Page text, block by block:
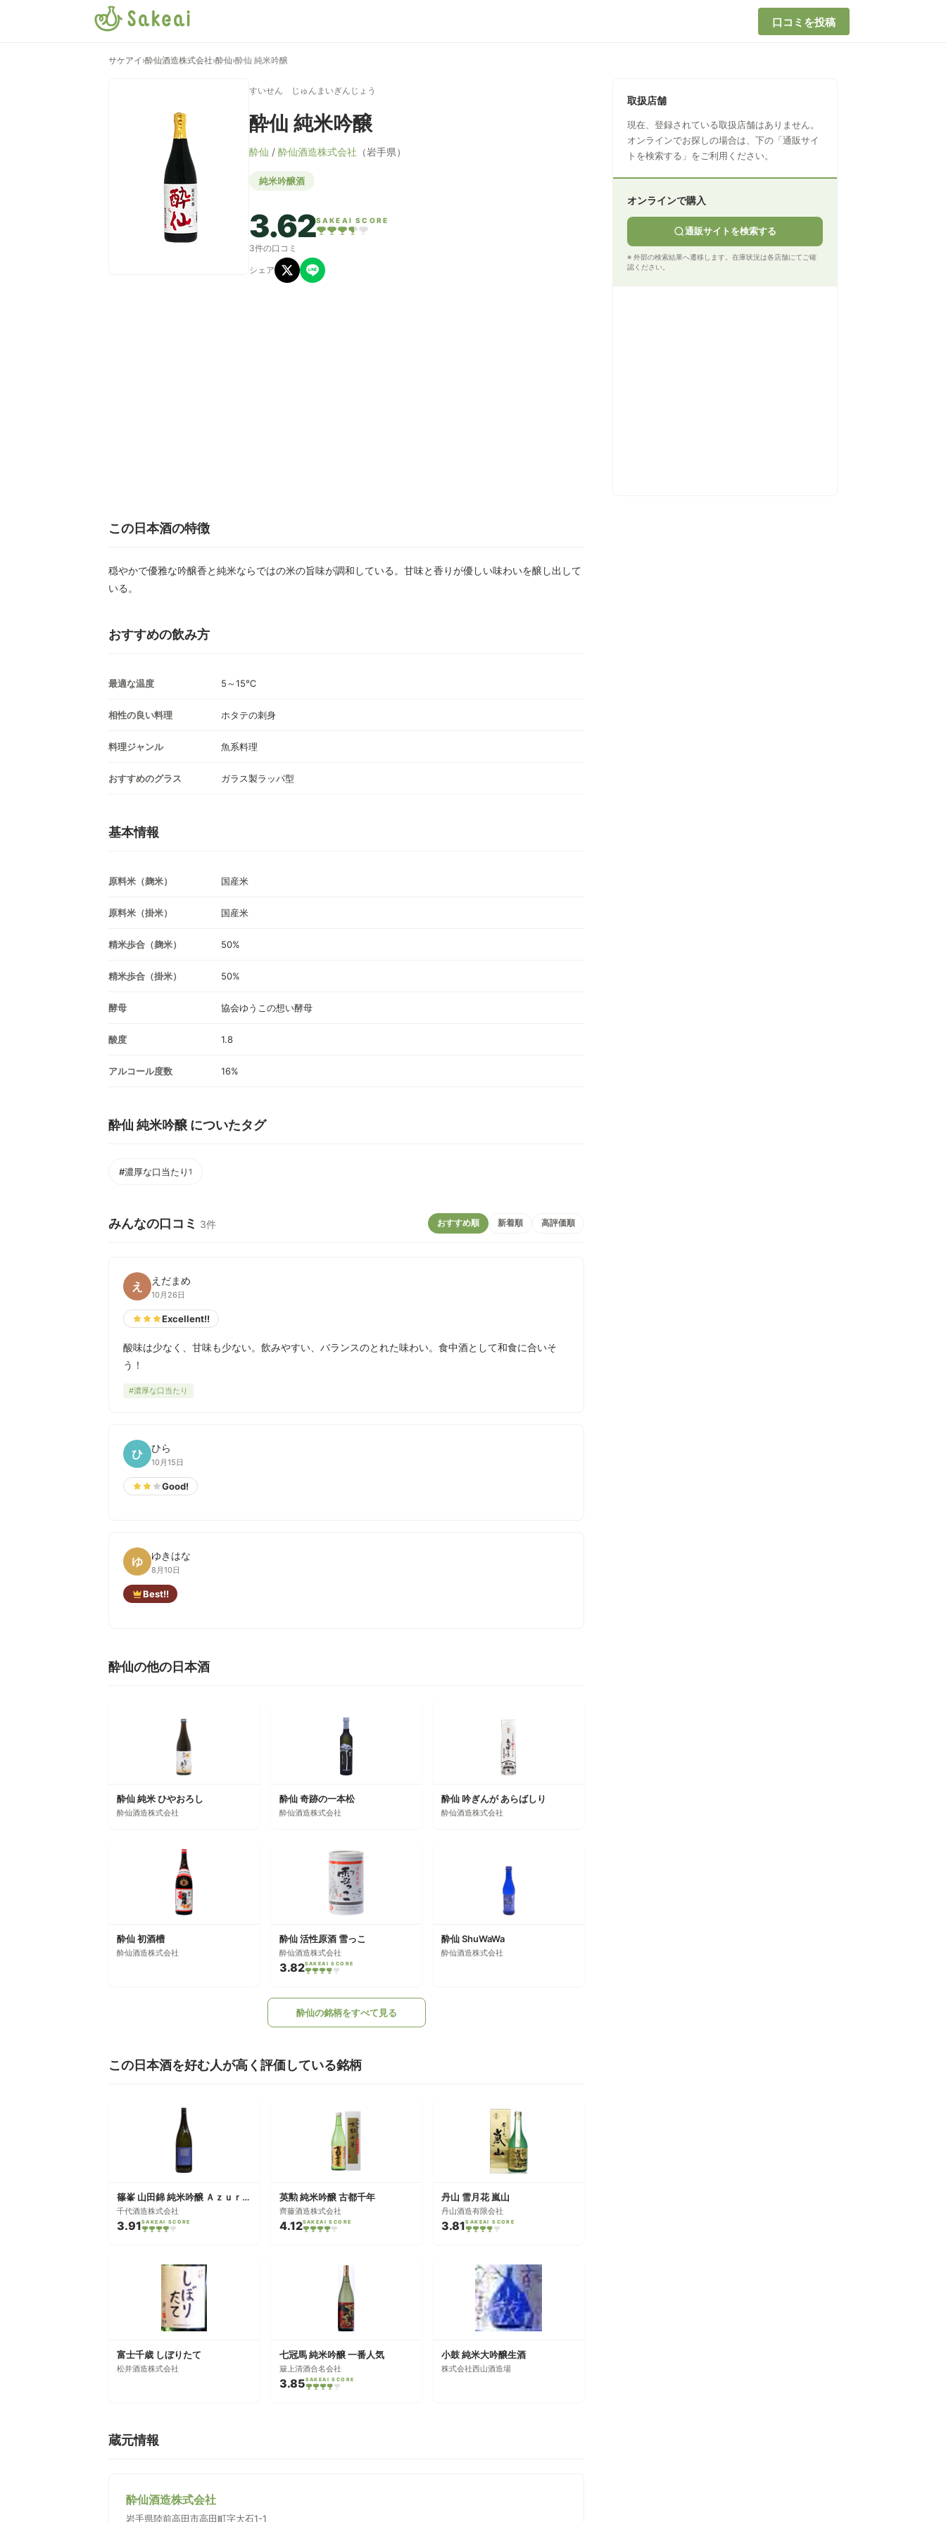
口コミを投稿
サケアイ ›酔仙酒造株式会社›酔仙›酔仙 純米吟醸
すいせん じゅんまいぎんじょう
酔仙 純米吟醸
酔仙 / 酔仙酒造株式会社 （岩手県）
純米吟醸酒
3.62SAKEAI SCORE
3件の口コミ
シェア
取扱店舗
現在、登録されている取扱店舗はありません。
オンラインでお探しの場合は、下の「通販サイ
トを検索する」をご利用ください。
オンラインで購入
通販サイトを検索する
※ 外部の検索結果へ遷移します。在庫状況は各店舗にてご確
認ください。
この日本酒の特徴
穏やかで優雅な吟醸香と純米ならではの米の旨味が調和している。甘味と香りが優しい味わいを醸し出して
いる。
おすすめの飲み方
最適な温度 5～15℃
相性の良い料理 ホタテの刺身
料理ジャンル 魚系料理
おすすめのグラス ガラス製ラッパ型
基本情報
原料米（麹米） 国産米
原料米（掛米） 国産米
精米歩合（麹米） 50%
精米歩合（掛米） 50%
酵母 協会ゆうこの想い酵母
酸度 1.8
アルコール度数 16%
酔仙 純米吟醸 についたタグ
#濃厚な口当たり 1
みんなの口コミ 3件 おすすめ順 新着順 高評価順
え えだまめ
10月26日
Excellent!!
酸味は少なく、甘味も少ない。飲みやすい、バランスのとれた味わい。食中酒として和食に合いそ
う！
#濃厚な口当たり
ひ ひら
10月15日
Good!
ゆ ゆきはな
8月10日
Best!!
酔仙の他の日本酒
酔仙 純米 ひやおろし
酔仙酒造株式会社
酔仙 奇跡の一本松
酔仙酒造株式会社
酔仙 吟ぎんが あらばしり
酔仙酒造株式会社
酔仙 初酒槽
酔仙酒造株式会社
酔仙 活性原酒 雪っこ
酔仙酒造株式会社
3.82SAKEAI SCORE
酔仙 ShuWaWa
酔仙酒造株式会社
酔仙の銘柄をすべて見る
この日本酒を好む人が高く評価している銘柄
篠峯 山田錦 純米吟醸 Ａｚｕｒ 一火原酒
千代酒造株式会社
3.91SAKEAI SCORE
英勲 純米吟醸 古都千年
齊藤酒造株式会社
4.12SAKEAI SCORE
丹山 雪月花 嵐山
丹山酒造有限会社
3.81SAKEAI SCORE
富士千歳 しぼりたて
松井酒造株式会社
七冠馬 純米吟醸 一番人気
簸上清酒合名会社
3.85SAKEAI SCORE
小鼓 純米大吟醸生酒
株式会社西山酒造場
蔵元情報
酔仙酒造株式会社
岩手県陸前高田市高田町字大石1-1